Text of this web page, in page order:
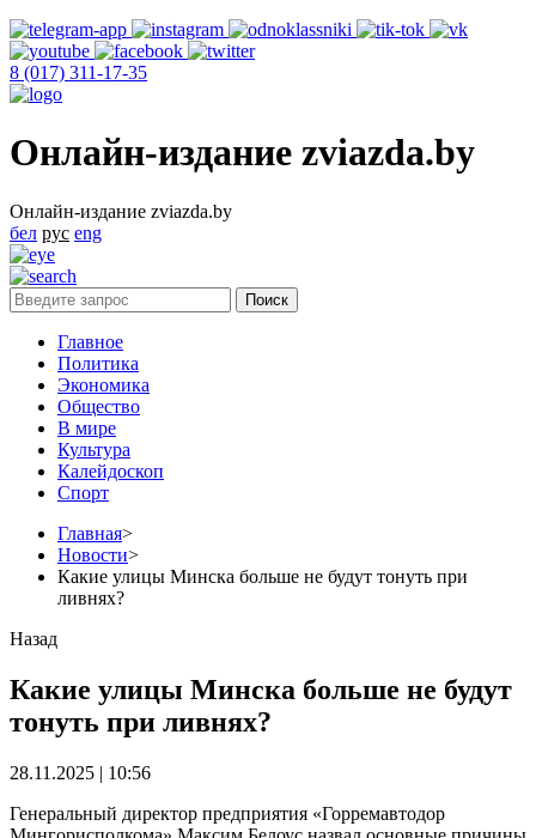
8 (017) 311-17-35
Онлайн-издание zviazda.by
Онлайн-издание zviazda.by
бел рус eng
Главное
Политика
Экономика
Общество
В мире
Культура
Калейдоскоп
Спорт
Главная>
Новости>
Какие улицы Минска больше не будут тонуть при
ливнях?
Назад
Какие улицы Минска больше не будут
тонуть при ливнях?
28.11.2025 | 10:56
Генеральный директор предприятия «Горремавтодор